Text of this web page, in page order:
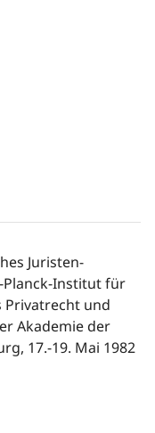
Juristen-
Planck-Institut für
Privatrecht und
Akademie der
17.-19. Mai 1982